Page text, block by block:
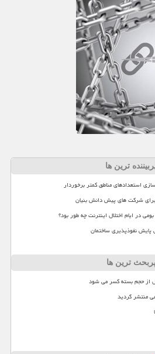
ترین ها
استعدادهای مناطق کمتر برخوردار
شرکت های پیش دانش بنیان
در ایام اختلال اینترنت چه طور بود؟
پایش نفوذپذیری ساختمان
ترین ها
از حجم بسته کسر می شود
منتشر گردید